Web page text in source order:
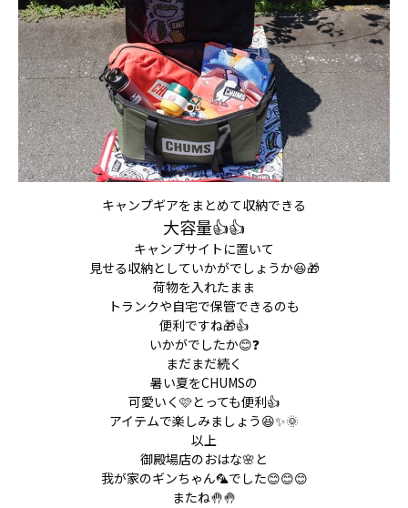
キャンプギアをまとめて収納できる
大容量👍👍
キャンプサイトに置いて
見せる収納としていかがでしょうか😆🎁
荷物を入れたまま
トランクや自宅で保管できるのも
便利ですね🎁👍
いかがでしたか😊❓
まだまだ続く
暑い夏をCHUMSの
可愛いく🩷とっても便利👍
アイテムで楽しみましょう😆✨🌞
以上
御殿場店のおはな🌸と
我が家のギンちゃん🦜でした😊😊😊
またね🤚🤚